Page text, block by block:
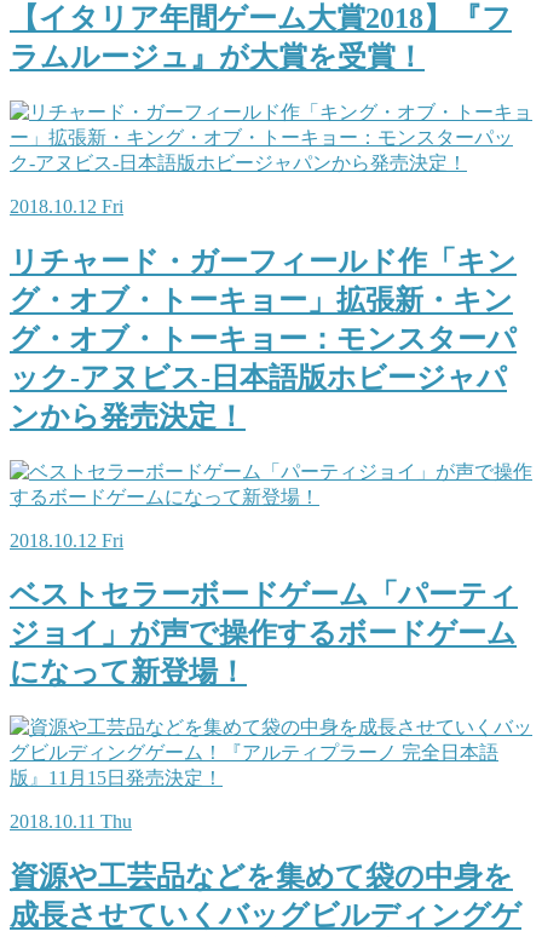
【イタリア年間ゲーム大賞2018】『フ
ラムルージュ』が大賞を受賞！
2018.10.12 Fri
リチャード・ガーフィールド作「キン
グ・オブ・トーキョー」拡張新・キン
グ・オブ・トーキョー：モンスターパ
ック-アヌビス-日本語版ホビージャパ
ンから発売決定！
2018.10.12 Fri
ベストセラーボードゲーム「パーティ
ジョイ」が声で操作するボードゲーム
になって新登場！
2018.10.11 Thu
資源や工芸品などを集めて袋の中身を
成長させていくバッグビルディングゲ